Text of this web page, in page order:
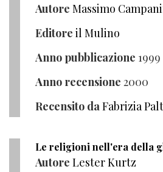
Autore Massimo
Editore il Mulino
Anno pubblicazione 1999
Anno recensione 2000
Recensito daFabrizia
Le religioni nell'era della
Autore Lester Kurtz